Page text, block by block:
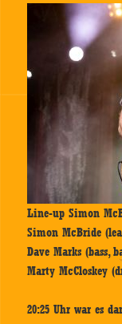
Line-up Simon
Simon McBride
Dave Marks (bass,
Marty McCloskey
20:25 Uhr war es